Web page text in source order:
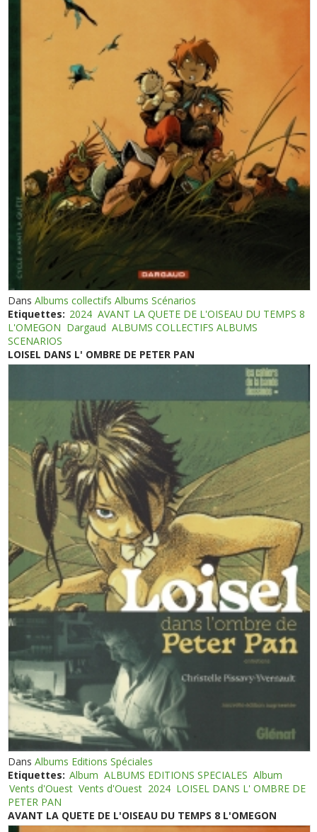
DansAlbums collectifs Albums Scénarios
Etiquettes: 2024 AVANT LA QUETE DE L'OISEAU DU TEMPS 8
L'OMEGON Dargaud ALBUMS COLLECTIFS ALBUMS
SCENARIOS
LOISEL DANS L' OMBRE DE PETER PAN
DansAlbums Editions Spéciales
Etiquettes: Album ALBUMS EDITIONS SPECIALES Album
Vents d'Ouest Vents d'Ouest 2024 LOISEL DANS L' OMBRE DE
PETER PAN
AVANT LA QUETE DE L'OISEAU DU TEMPS 8 L'OMEGON